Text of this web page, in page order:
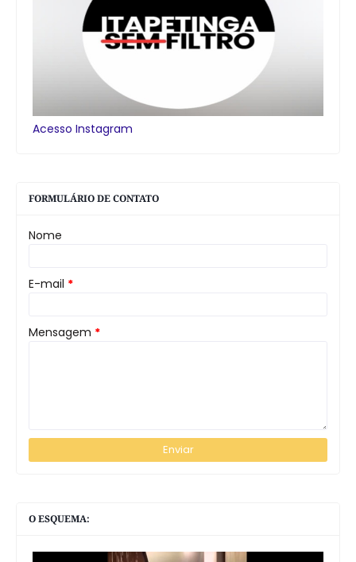
Acesso Instagram
FORMULÁRIO DE CONTATO
Nome
E-mail *
Mensagem *
O ESQUEMA: